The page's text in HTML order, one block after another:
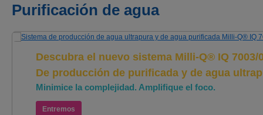
Purificación de agua
Descubra el nuevo sistema Milli-Q® IQ 7003/
De producción de purificada y de agua
Minimice la complejidad. Amplifique el foco.
Entremos